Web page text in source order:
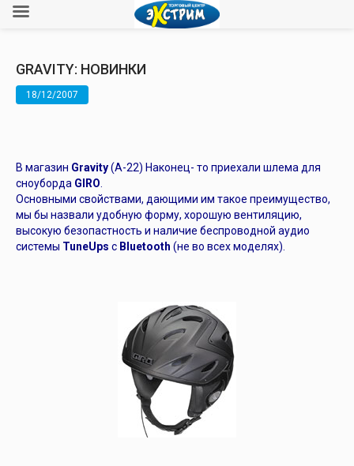
GRAVITY: НОВИНКИ
18/12/2007
В магазин Gravity(А-22) Наконец- то приехали шлема для
сноуборда GIRO
Основными свойствами, дающими им такое преимущество,
мы бы назвали удобную форму, хорошую вентиляцию,
высокую безопастность и наличие беcпроводной аудио
системы TuneUps с Bluetooth (не во всех моделях).